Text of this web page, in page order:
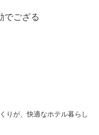
でござる
りが、快適なホテル暮らし